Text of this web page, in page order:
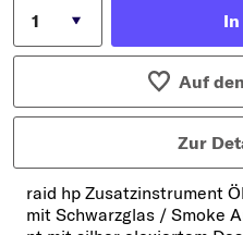
Auf
Zur
raid hp Zusatzinstrument
mit Schwarzglas / Smoke